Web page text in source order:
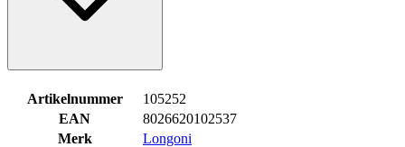
Artikelnummer
105252
EAN
8026620102537
Merk
Longoni